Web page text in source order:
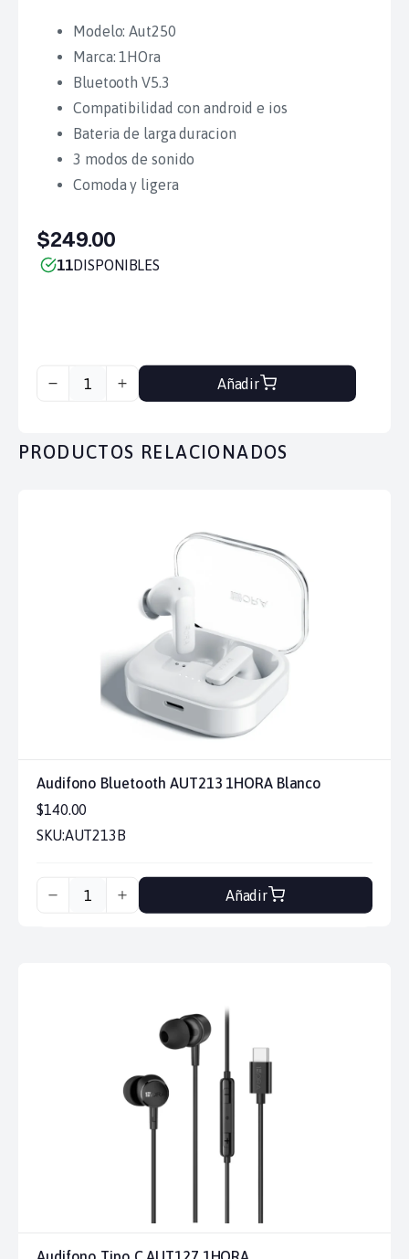
Modelo: Aut250
Marca: 1HOra
Bluetooth V5.3
Compatibilidad con android e ios
Bateria de larga duracion
3 modos de sonido
Comoda y ligera
$249.00
11DISPONIBLES
Añadir
PRODUCTOS RELACIONADOS
Audifono Bluetooth AUT213 1HORA Blanco
$140.00
SKU:AUT213B
Añadir